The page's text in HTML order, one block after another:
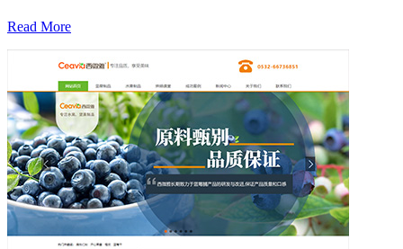
Read More